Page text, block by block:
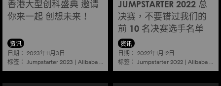
香港大型创科盛典 邀请
你来一起 创想未来！
资讯
日期： 2023年11月3日
标签： Jumpstarter 2023 | Alibaba Startup
JUMPSTARTER 2022 总
决赛，不要错过我们的
前 10 名决赛选手名单
资讯
日期： 2022年1月12日
标签： Jumpstarter 2022 | Alibaba